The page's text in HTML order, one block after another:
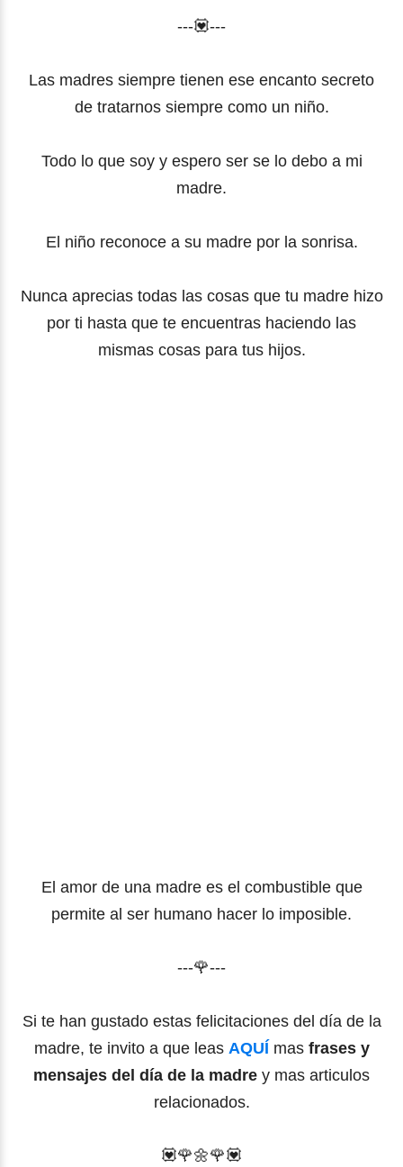
---💟---
Las madres siempre tienen ese encanto secreto
de tratarnos siempre como un niño.
Todo lo que soy y espero ser se lo debo a mi
madre.
El niño reconoce a su madre por la sonrisa.
Nunca aprecias todas las cosas que tu madre hizo
por ti hasta que te encuentras haciendo las
mismas cosas para tus hijos.
El amor de una madre es el combustible que
permite al ser humano hacer lo imposible.
---🌹---
Si te han gustado estas felicitaciones del día de la
madre, te invito a que leas AQUÍ masfrases y
mensajes del día de la madre y mas articulos
relacionados.
💟🌹🌼🌹💟